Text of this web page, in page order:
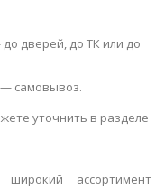
дверей, до ТК или до
самовывоз.
уточнить в разделе
широкий ассортимент